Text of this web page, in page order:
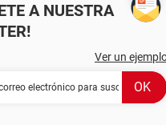
A NUESTRA
Ver un